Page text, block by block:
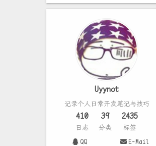
Uyynot
记录个人日常开发笔记与技巧
410
日志
39
分类
2435
标签
QQ
E-Mail